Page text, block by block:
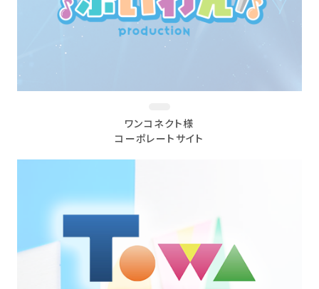
ワンコネクト様
コーポレートサイト